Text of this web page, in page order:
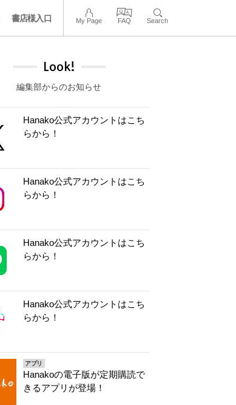
書店様入口 My Page FAQ Search
Look!
編集部からのお知らせ
Hanako公式アカウントはこち
らから！
Hanako公式アカウントはこち
らから！
Hanako公式アカウントはこち
らから！
Hanako公式アカウントはこち
らから！
アプリ
Hanakoの電子版が定期購読で
きるアプリが登場！